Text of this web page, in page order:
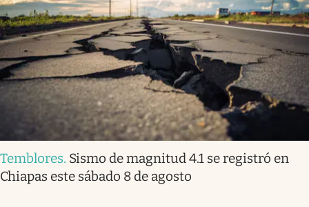
Temblores. Sismo de magnitud 4.1 se registró en
Chiapas este sábado 8 de agosto